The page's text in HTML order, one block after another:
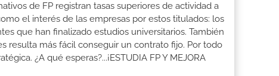
de FP registran tasas superiores de actividad a
el interés de las empresas por estos titulados: los
que han finalizado estudios universitarios. También
resulta más fácil conseguir un contrato fijo. Por todo
¿A qué esperas?...¡ESTUDIA FP Y MEJORA